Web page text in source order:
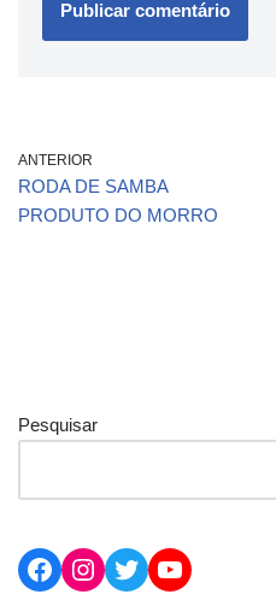
ANTERIOR
RODA DE SAMBA
PRODUTO DO MORRO
Pesquisar